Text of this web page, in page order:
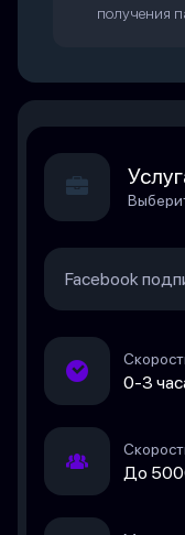
получения
Facebook
0-3
До